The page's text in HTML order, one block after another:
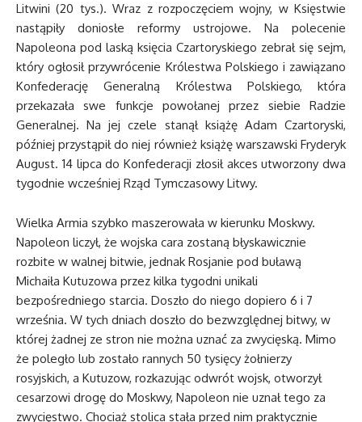
Litwini (20 tys.). Wraz z rozpoczęciem wojny, w Księstwie
nastąpiły doniosłe reformy ustrojowe. Na polecenie
Napoleona pod laską księcia Czartoryskiego zebrał się sejm,
który ogłosił przywrócenie Królestwa Polskiego i zawiązano
Konfederację Generalną Królestwa Polskiego, która
przekazała swe funkcje powołanej przez siebie Radzie
Generalnej. Na jej czele stanął książę Adam Czartoryski,
później przystąpił do niej również książę warszawski Fryderyk
August. 14 lipca do Konfederacji złosił akces utworzony dwa
tygodnie wcześniej Rząd Tymczasowy Litwy.
Wielka Armia szybko maszerowała w kierunku Moskwy.
Napoleon liczył, że wojska cara zostaną błyskawicznie
rozbite w walnej bitwie, jednak Rosjanie pod buławą
Michaiła Kutuzowa przez kilka tygodni unikali
bezpośredniego starcia. Doszło do niego dopiero 6 i 7
września. W tych dniach doszło do bezwzględnej bitwy, w
której żadnej ze stron nie można uznać za zwycięską. Mimo
że poległo lub zostało rannych 50 tysięcy żołnierzy
rosyjskich, a Kutuzow, rozkazując odwrót wojsk, otworzył
cesarzowi drogę do Moskwy, Napoleon nie uznał tego za
zwycięstwo. Chociaż stolica stała przed nim praktycznie